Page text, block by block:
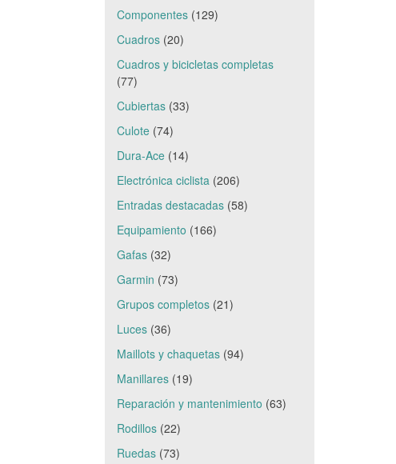
Componentes(129)
Cuadros(20)
Cuadros y bicicletas completas
(77)
Cubiertas(33)
Culote(74)
Dura-Ace(14)
Electrónica ciclista(206)
Entradas destacadas(58)
Equipamiento (166)
Gafas(32)
Garmin (73)
Grupos completos(21)
Luces(36)
Maillots y chaquetas(94)
Manillares(19)
Reparación y mantenimiento (63)
Rodillos(22)
Ruedas(73)